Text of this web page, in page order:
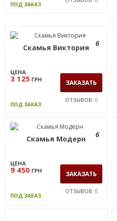
ПОД ЗАКАЗ
6
Скамья Виктория
ЦЕНА
3 125 ГРН ЗАКАЗАТЬ
ПОД ЗАКАЗ
ОТЗЫВОВ: 0
6
Скамья Модерн
ЦЕНА
9 450 ГРН ЗАКАЗАТЬ
ПОД ЗАКАЗ
ОТЗЫВОВ: 0